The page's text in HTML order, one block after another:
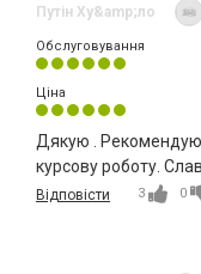
Путін Ху&amp;ло
Обслуговування
Ціна
Дякую . Рекомендую
курсову роботу.
Відповісти 3 0